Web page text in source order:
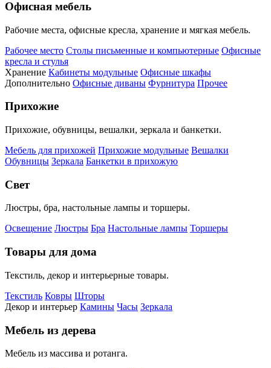
Офисная мебель
Рабочие места, офисные кресла, хранение и мягкая мебель.
Рабочее место Столы письменные и компьютерные Офисные
кресла и стулья
Хранение Кабинеты модульные Офисные шкафы
Дополнительно Офисные диваны Фурнитура Прочее
Прихожие
Прихожие, обувницы, вешалки, зеркала и банкетки.
Мебель для прихожей Прихожие модульные Вешалки
Обувницы Зеркала Банкетки в прихожую
Свет
Люстры, бра, настольные лампы и торшеры.
Освещение Люстры Бра Настольные лампы Торшеры
Товары для дома
Текстиль, декор и интерьерные товары.
Текстиль Ковры Шторы
Декор и интерьер Камины Часы Зеркала
Мебель из дерева
Мебель из массива и ротанга.